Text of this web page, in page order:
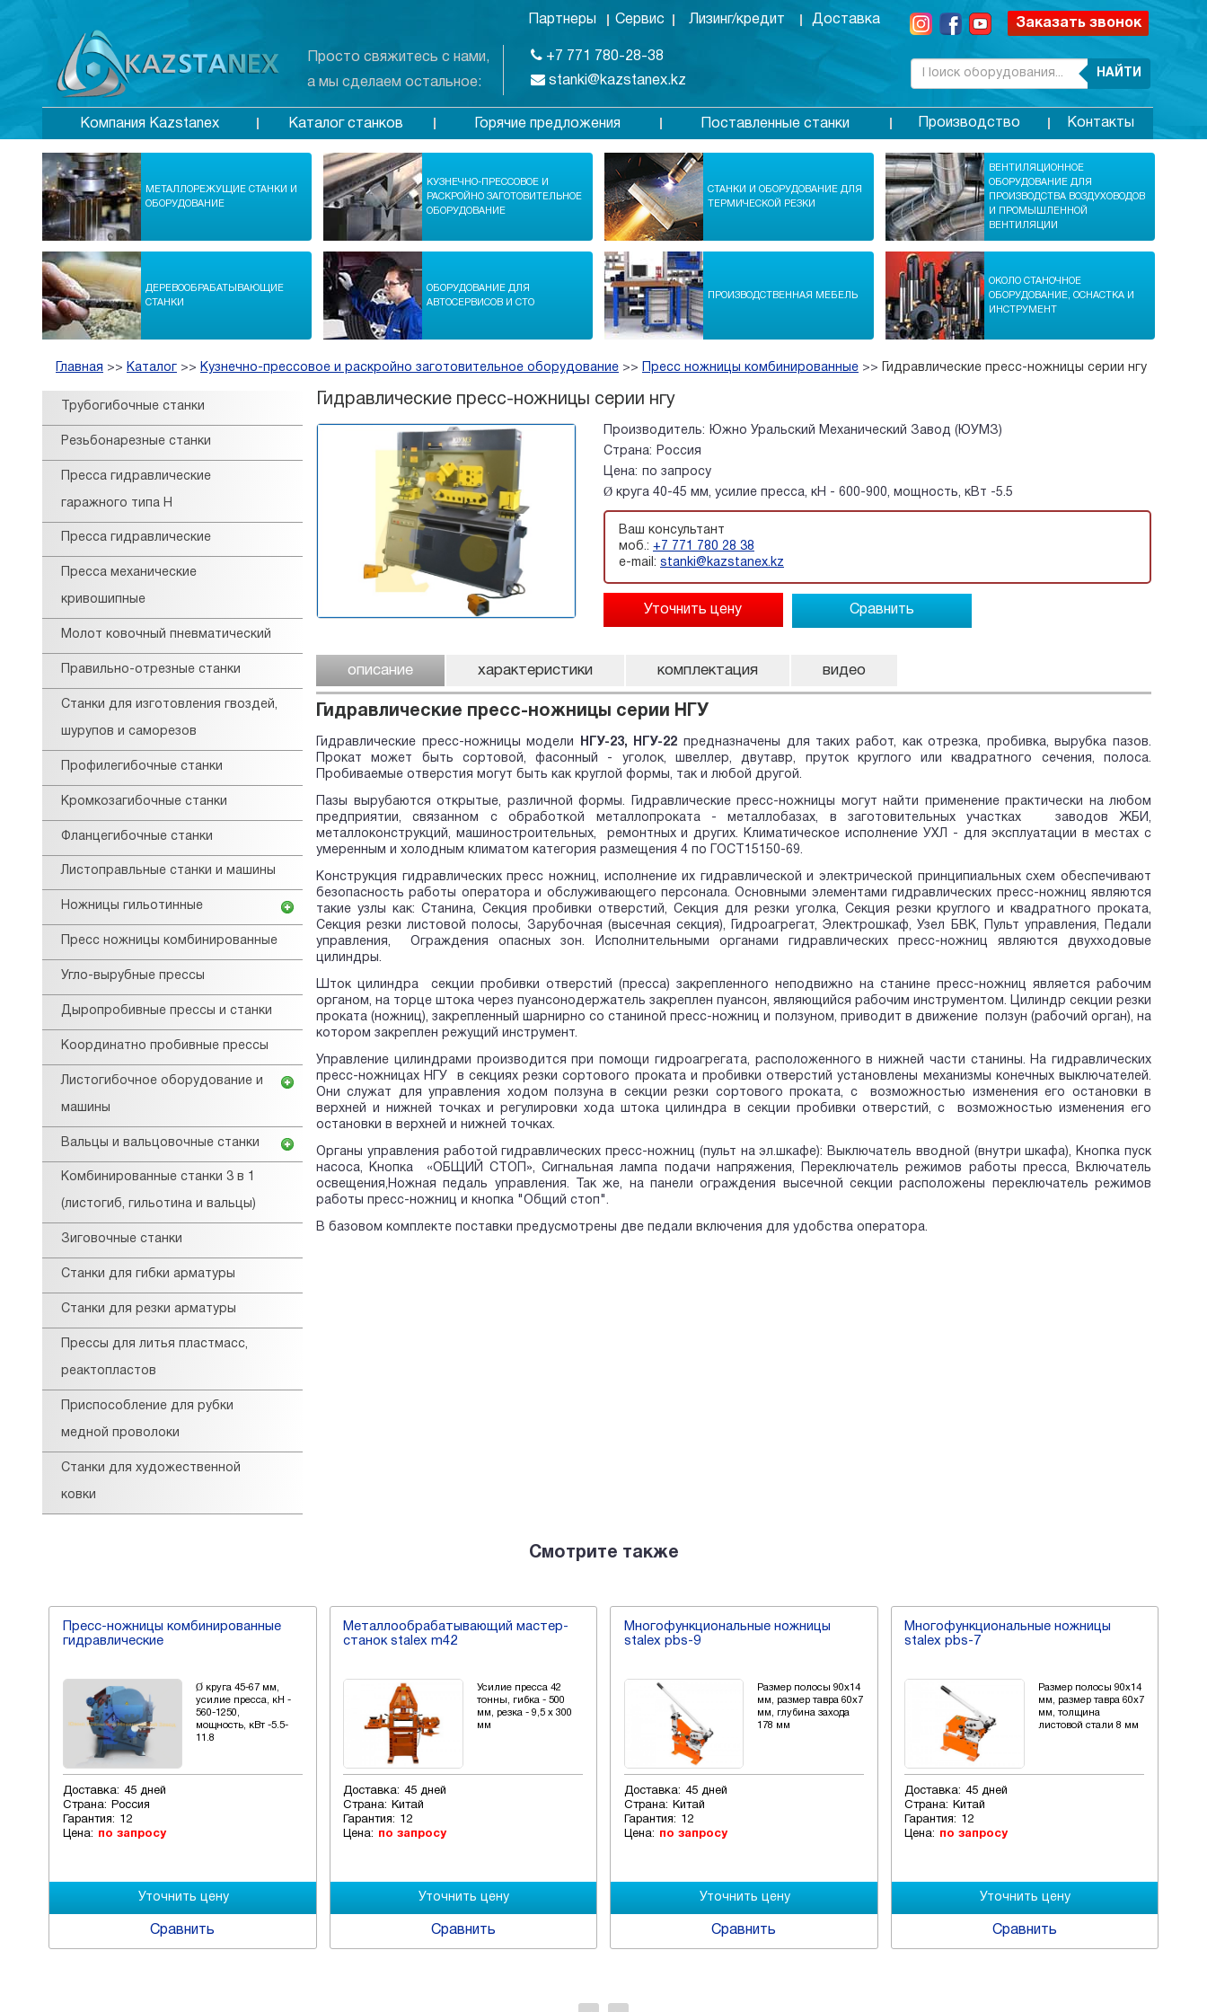
Просто свяжитесь с нами,
а мы сделаем остальное:
Партнеры Сервис Лизинг/кредит Доставка
+7 771 780-28-38
stanki@kazstanex.kz
Заказать звонок
НАЙТИ
Компания Kazstanex Каталог станков Горячие предложения Поставленные станки Производство Контакты
МЕТАЛЛОРЕЖУЩИЕ СТАНКИ И
ОБОРУДОВАНИЕ
КУЗНЕЧНО-ПРЕССОВОЕ И
РАСКРОЙНО ЗАГОТОВИТЕЛЬНОЕ
ОБОРУДОВАНИЕ
СТАНКИ И ОБОРУДОВАНИЕ ДЛЯ
ТЕРМИЧЕСКОЙ РЕЗКИ
ВЕНТИЛЯЦИОННОЕ
ОБОРУДОВАНИЕ ДЛЯ
ПРОИЗВОДСТВА ВОЗДУХОВОДОВ
И ПРОМЫШЛЕННОЙ
ВЕНТИЛЯЦИИ
ДЕРЕВООБРАБАТЫВАЮЩИЕ
СТАНКИ
ОБОРУДОВАНИЕ ДЛЯ
АВТОСЕРВИСОВ И СТО
ПРОИЗВОДСТВЕННАЯ МЕБЕЛЬ
ОКОЛО СТАНОЧНОЕ
ОБОРУДОВАНИЕ, ОСНАСТКА И
ИНСТРУМЕНТ
Главная >> Каталог >> Кузнечно-прессовое и раскройно заготовительное оборудование >> Пресс ножницы комбинированные >> Гидравлические пресс-ножницы серии нгу
Трубогибочные станки
Резьбонарезные станки
Пресса гидравлические
гаражного типа Н
Пресса гидравлические
Пресса механические
кривошипные
Молот ковочный пневматический
Правильно-отрезные станки
Станки для изготовления гвоздей,
шурупов и саморезов
Профилегибочные станки
Кромкозагибочные станки
Фланцегибочные станки
Листоправльные станки и машины
Ножницы гильотинные
Пресс ножницы комбинированные
Угло-вырубные прессы
Дыропробивные прессы и станки
Координатно пробивные прессы
Листогибочное оборудование и
машины
Вальцы и вальцовочные станки
Комбинированные станки 3 в 1
(листогиб, гильотина и вальцы)
Зиговочные станки
Станки для гибки арматуры
Станки для резки арматуры
Прессы для литья пластмасс,
реактопластов
Приспособление для рубки
медной проволоки
Станки для художественной
ковки
Гидравлические пресс-ножницы серии нгу
Производитель:
Южно Уральский Механический Завод (ЮУМЗ)
Страна:
Россия
Цена: по запросу
Ø круга 40-45 мм, усилие пресса, кН - 600-900, мощность, кВт -5.5
Ваш консультант
моб.: +7 771 780 28 38
e-mail: stanki@kazstanex.kz
Сравнить
описание характеристики комплектация видео
Гидравлические пресс-ножницы серии НГУ
Гидравлические пресс-ножницы модели НГУ-23, НГУ-22 предназначены для таких работ, как отрезка, пробивка, вырубка пазов.
Прокат может быть сортовой, фасонный - уголок, швеллер, двутавр, пруток круглого или квадратного сечения, полоса.
Пробиваемые отверстия могут быть как круглой формы, так и любой другой.
Пазы вырубаются открытые, различной формы. Гидравлические пресс-ножницы могут найти применение практически на любом
предприятии, связанном с обработкой металлопроката - металлобазах, в заготовительных участках заводов ЖБИ,
металлоконструкций, машиностроительных, ремонтных и других. Климатическое исполнение УХЛ - для эксплуатации в местах с
умеренным и холодным климатом категория размещения 4 по ГОСТ15150-69.
Конструкция гидравлических пресс ножниц, исполнение их гидравлической и электрической принципиальных схем обеспечивают
безопасность работы оператора и обслуживающего персонала. Основными элементами гидравлических пресс-ножниц являются
такие узлы как: Станина, Секция пробивки отверстий, Секция для резки уголка, Секция резки круглого и квадратного проката,
Секция резки листовой полосы, Зарубочная (высечная секция), Гидроагрегат, Электрошкаф, Узел БВК, Пульт управления, Педали
управления, Ограждения опасных зон. Исполнительными органами гидравлических пресс-ножниц являются двухходовые
цилиндры.
Шток цилиндра секции пробивки отверстий (пресса) закрепленного неподвижно на станине пресс-ножниц является рабочим
органом, на торце штока через пуансонодержатель закреплен пуансон, являющийся рабочим инструментом. Цилиндр секции резки
проката (ножниц), закрепленный шарнирно со станиной пресс-ножниц и ползуном, приводит в движение ползун (рабочий орган), на
котором закреплен режущий инструмент.
Управление цилиндрами производится при помощи гидроагрегата, расположенного в нижней части станины. На гидравлических
пресс-ножницах НГУ в секциях резки сортового проката и пробивки отверстий установлены механизмы конечных выключателей.
Они служат для управления ходом ползуна в секции резки сортового проката, с возможностью изменения его остановки в
верхней и нижней точках и регулировки хода штока цилиндра в секции пробивки отверстий, с возможностью изменения его
остановки в верхней и нижней точках.
Органы управления работой гидравлических пресс-ножниц (пульт на эл.шкафе): Выключатель вводной (внутри шкафа), Кнопка пуск
насоса, Кнопка «ОБЩИЙ СТОП», Сигнальная лампа подачи напряжения, Переключатель режимов работы пресса, Включатель
освещения,Ножная педаль управления. Так же, на панели ограждения высечной секции расположены переключатель режимов
работы пресс-ножниц и кнопка "Общий стоп".
В базовом комплекте поставки предусмотрены две педали включения для удобства оператора.
Смотрите также
Пресс-ножницы комбинированные
гидравлические
Ø круга 45-67 мм,
усилие пресса, кН -
560-1250,
мощность, кВт -5.5-
11.8
Доставка: 45 дней
Страна:
Россия
Гарантия: 12
Цена: по запросу
Сравнить
Металлообрабатывающий мастер-
станок stalex m42
Усилие пресса 42
тонны, гибка - 500
мм, резка - 9,5 х 300
мм
Доставка: 45 дней
Страна:
Китай
Гарантия: 12
Цена: по запросу
Сравнить
Многофункциональные ножницы
stalex pbs-9
Размер полосы 90х14
мм, размер тавра 60х7
мм, глубина захода
178 мм
Доставка: 45 дней
Страна:
Китай
Гарантия: 12
Цена: по запросу
Сравнить
Многофункциональные ножницы
stalex pbs-7
Размер полосы 90х14
мм, размер тавра 60х7
мм, толщина
листовой стали 8 мм
Доставка: 45 дней
Страна:
Китай
Гарантия: 12
Цена: по запросу
Сравнить